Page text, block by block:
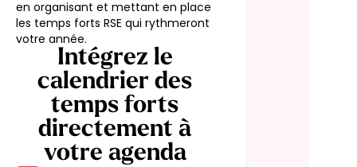
en organisant et mettant en place
les temps forts RSE qui rythmeront
votre année.
Intégrez le
calendrier des
temps forts
directement à
votre agenda